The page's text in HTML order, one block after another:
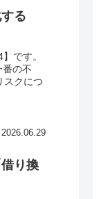
る
です。
の不
スクにつ
2026.06.29
り換